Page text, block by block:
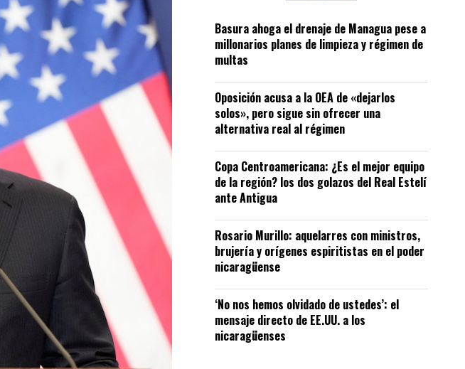
Basura ahoga el drenaje de Managua pese a
millonarios planes de limpieza y régimen de
multas
Oposición acusa a la OEA de «dejarlos
solos», pero sigue sin ofrecer una
alternativa real al régimen
Copa Centroamericana: ¿Es el mejor equipo
de la región? los dos golazos del Real Estelí
ante Antigua
Rosario Murillo: aquelarres con ministros,
brujería y orígenes espiritistas en el poder
nicaragüense
‘No nos hemos olvidado de ustedes’: el
mensaje directo de EE.UU. a los
nicaragüenses